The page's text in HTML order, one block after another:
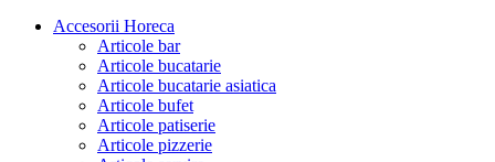
Accesorii Horeca
Articole bar
Articole bucatarie
Articole bucatarie asiatica
Articole bufet
Articole patiserie
Articole pizzerie